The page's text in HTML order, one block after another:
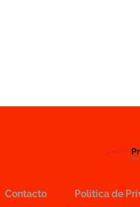
Contacto Política de